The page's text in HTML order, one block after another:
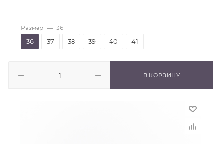
В КОРЗИНУ
Размер — 36
36 37 38 39 40 41